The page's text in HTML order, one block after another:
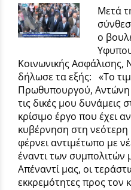
Μετά
ο
Κοινωνικής Ασφάλισης,
δήλωσε τα εξής: «Το
Πρωθυπουργού,
τις δικές μου δυνάμεις
κρίσιμο έργο που έχει
κυβέρνηση στη νεότερη
φέρνει αντιμέτωπο με
έναντι των συμπολιτών
Απέναντί μας, οι
εκκρεμότητες προς τον